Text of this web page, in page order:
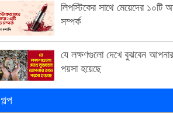
লিপস্টিকের সাথে মেয়েদের ১০টি
সম্পর্ক
যে লক্ষণগুলো দেখে বুঝবেন
পয়সা হয়েছে
গল্প